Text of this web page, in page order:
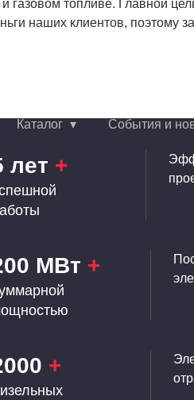
Каталог События и
топливе. Главной
наших клиентов, поэтому
лет +
МВт +
+